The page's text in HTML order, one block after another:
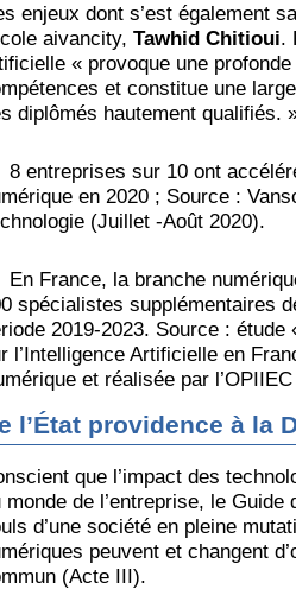
enjeux dont s’est également
aivancity, Tawhid Chitioui.
« provoque une
et constitue une
diplômés hautement qualifiés.
8 entreprises sur 10 ont
en 2020 ; Source :
(Juillet -Août 2020).
En France, la branche
spécialistes supplémentaires
2019-2023. Source :
l’Intelligence Artificielle en
et réalisée par
l’État providence à la
que l’impact des
monde de l’entreprise, le Guide
d’une société en pleine
peuvent et changent
(Acte III).